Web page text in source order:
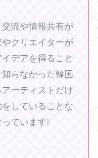
流や情報共有が
クリエイターが
デアを得ること
らなかった韓国
ーティストだけ
していることな
ています❕